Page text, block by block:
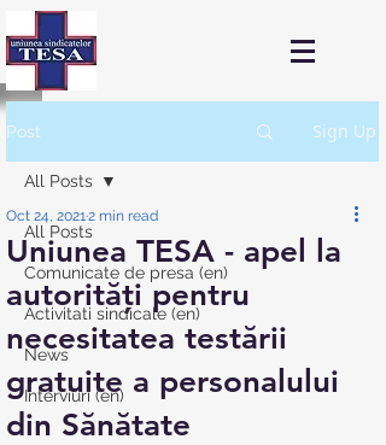
Post Sign Up
All Posts
Comunicate de presa (en)
Activitati sindicale (en)
News
Interviuri (en)
All Posts
Uniunea TESA - apel la
autorități pentru
necesitatea testării
gratuite a personalului
din Sănătate
Oct 24, 20212 min read